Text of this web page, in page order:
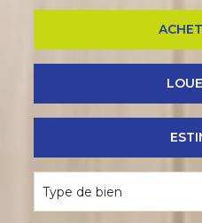
De l'immo pro
De l'immo pro
Type de bien